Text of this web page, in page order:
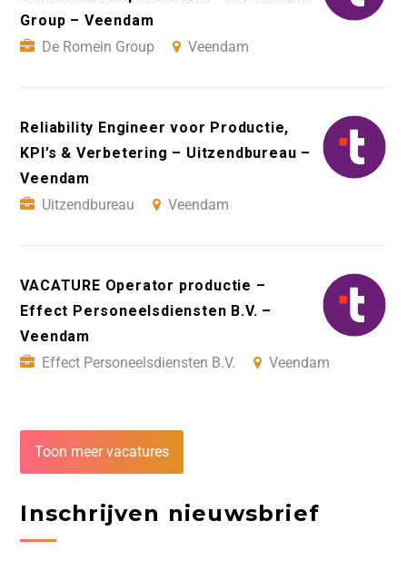
Group – Veendam
De Romein Group
Veendam
Reliability Engineer voor Productie,
KPI’s & Verbetering – Uitzendbureau –
Veendam
Uitzendbureau
Veendam
VACATURE Operator productie –
Effect Personeelsdiensten B.V. –
Veendam
Effect Personeelsdiensten B.V.
Veendam
Toon meer vacatures
Inschrijven nieuwsbrief